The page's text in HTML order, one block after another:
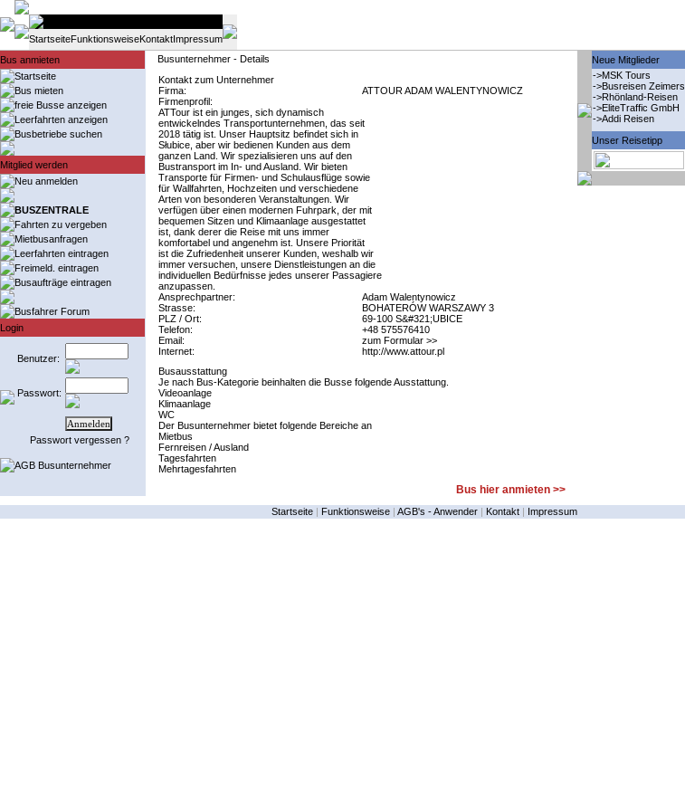
StartseiteFunktionsweiseKontaktImpressum
Bus anmieten
Startseite
Bus mieten
freie Busse anzeigen
Leerfahrten anzeigen
Busbetriebe suchen
Mitglied werden
Neu anmelden
BUSZENTRALE
Fahrten zu vergeben
Mietbusanfragen
Leerfahrten eintragen
Freimeld. eintragen
Busaufträge eintragen
Busfahrer Forum
Login
Benutzer:
Passwort:
Passwort vergessen ?
AGB Busunternehmer
Busunternehmer - Details
Kontakt zum Unternehmer
Firma:
ATTOUR ADAM WALENTYNOWICZ
Firmenprofil:
ATTour ist ein junges, sich dynamisch
entwickelndes Transportunternehmen, das seit
2018 tätig ist. Unser Hauptsitz befindet sich in
Słubice, aber wir bedienen Kunden aus dem
ganzen Land. Wir spezialisieren uns auf den
Bustransport im In- und Ausland. Wir bieten
Transporte für Firmen- und Schulausflüge sowie
für Wallfahrten, Hochzeiten und verschiedene
Arten von besonderen Veranstaltungen. Wir
verfügen über einen modernen Fuhrpark, der mit
bequemen Sitzen und Klimaanlage ausgestattet
ist, dank derer die Reise mit uns immer
komfortabel und angenehm ist. Unsere Priorität
ist die Zufriedenheit unserer Kunden, weshalb wir
immer versuchen, unsere Dienstleistungen an die
individuellen Bedürfnisse jedes unserer Passagiere
anzupassen.
Ansprechpartner:
Adam Walentynowicz
Strasse:
BOHATERÓW WARSZAWY 3
PLZ / Ort:
69-100 S&#321;UBICE
Telefon:
+48 575576410
Email:
zum Formular >>
Internet:
http://www.attour.pl
Busausstattung
Je nach Bus-Kategorie beinhalten die Busse folgende Ausstattung.
Videoanlage
Klimaanlage
WC
Der Busunternehmer bietet folgende Bereiche an
Mietbus
Fernreisen / Ausland
Tagesfahrten
Mehrtagesfahrten
Bus hier anmieten >>
Neue Mitglieder
->MSK Tours
->Busreisen Zeimers
->Rhönland-Reisen
->EliteTraffic GmbH
->Addi Reisen
Unser Reisetipp
Startseite | Funktionsweise | AGB's - Anwender | Kontakt | Impressum